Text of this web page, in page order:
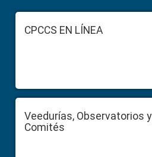
FooterCPCCS EN LÍNEA
Veedurías, Observatorios y
Comités